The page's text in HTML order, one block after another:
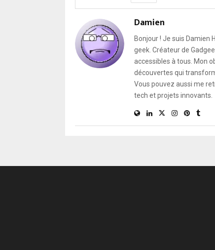
Damien
Bonjour ! Je suis Damien
geek. Créateur de
accessibles à tous. Mon
découvertes qui
Vous pouvez aussi me
tech et projets innovants.